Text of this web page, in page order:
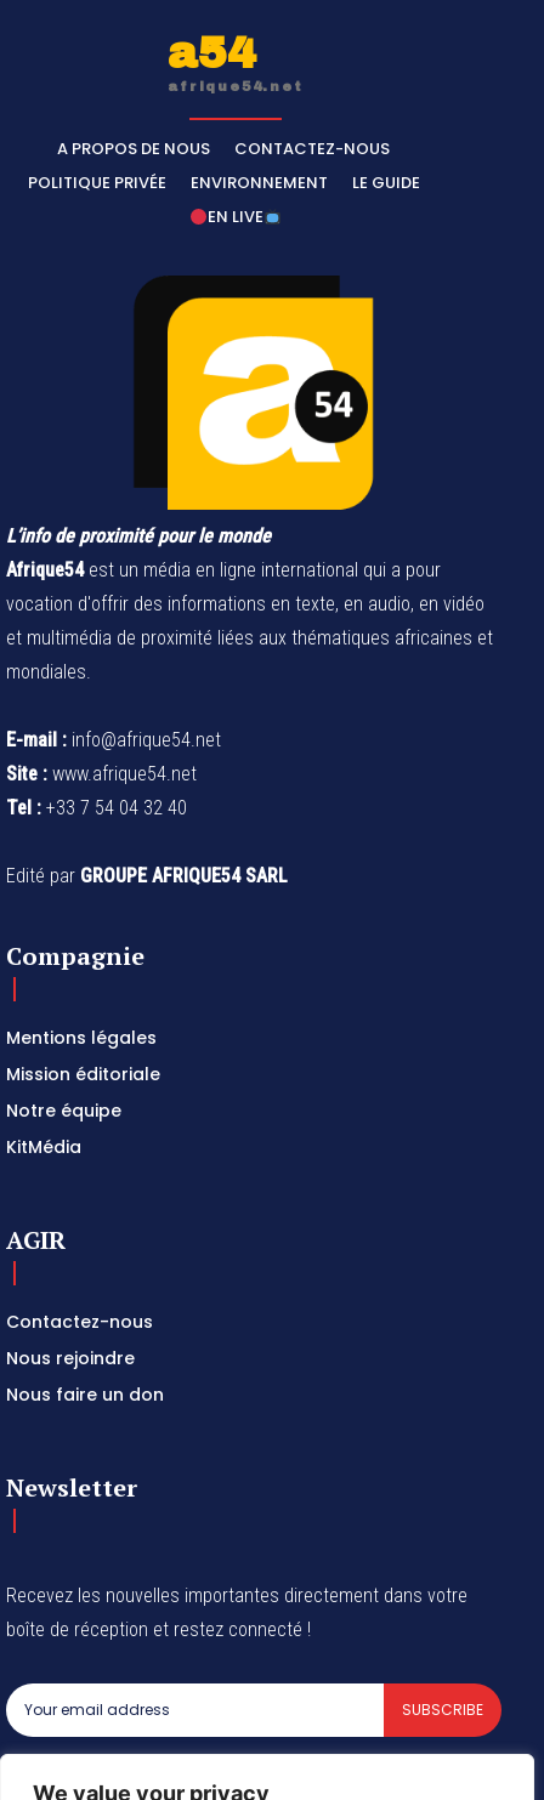
We value your privacy
a54
afrique54.net
A PROPOS DE NOUS
CONTACTEZ-NOUS
POLITIQUE PRIVÉE
ENVIRONNEMENT
LE GUIDE
EN LIVE
L’info de proximité pour le monde
Afrique54est un média en ligne international qui a pour
vocation d'offrir des informations en texte, en audio, en vidéo
et multimédia de proximité liées aux thématiques africaines et
mondiales.
E-mail : info@afrique54.net
Site : www.afrique54.net
Tel : +33 7 54 04 32 40
Edité par GROUPE AFRIQUE54 SARL
Compagnie
Mentions légales
Mission éditoriale
Notre équipe
KitMédia
AGIR
Contactez-nous
Nous rejoindre
Nous faire un don
Newsletter
Recevez les nouvelles importantes directement dans votre
boîte de réception et restez connecté !
SUBSCRIBE